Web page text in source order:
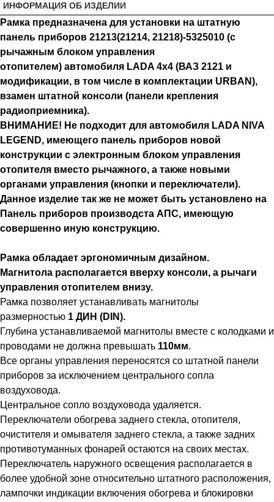
ИНФОРМАЦИЯ ОБ ИЗДЕЛИИ
Рамка предназначена для установки на штатную
панель приборов 21213(21214, 21218)-5325010 (с
рычажным блоком управления
отопителем) автомобиля LADA 4x4 (ВАЗ 2121 и
модификации, в том числе в комплектации URBAN),
взамен штатной консоли (панели крепления
радиоприемника).
ВНИМАНИЕ! Не подходит для автомобиля LADA NIVA
LEGEND, имеющего панель приборов новой
конструкции с электронным блоком управления
отопителя вместо рычажного, а также новыми
органами управления (кнопки и переключатели).
Данное изделие так же не может быть установлено на
Панель приборов производста АПС, имеющую
совершенно иную конструкцию.
Рамка обладает эргономичным дизайном.
Магнитола располагается вверху консоли, а рычаги
управления отопителем внизу.
Рамка позволяет устанавливать магнитолы
размерностью 1 ДИН (DIN).
Глубина устанавливаемой магнитолы вместе с колодками и
проводами не должна превышать 110мм.
Все органы управления переносятся со штатной панели
приборов за исключением центрального сопла
воздуховода.
Центральное сопло воздуховода удаляется.
Переключатели обогрева заднего стекла, отопителя,
очистителя и омывателя заднего стекла, а также задних
противотуманных фонарей остаются на своих местах.
Переключатель наружного освещения располагается в
более удобной зоне относительно штатного расположения,
лампочки индикации включения обогрева и блокировки